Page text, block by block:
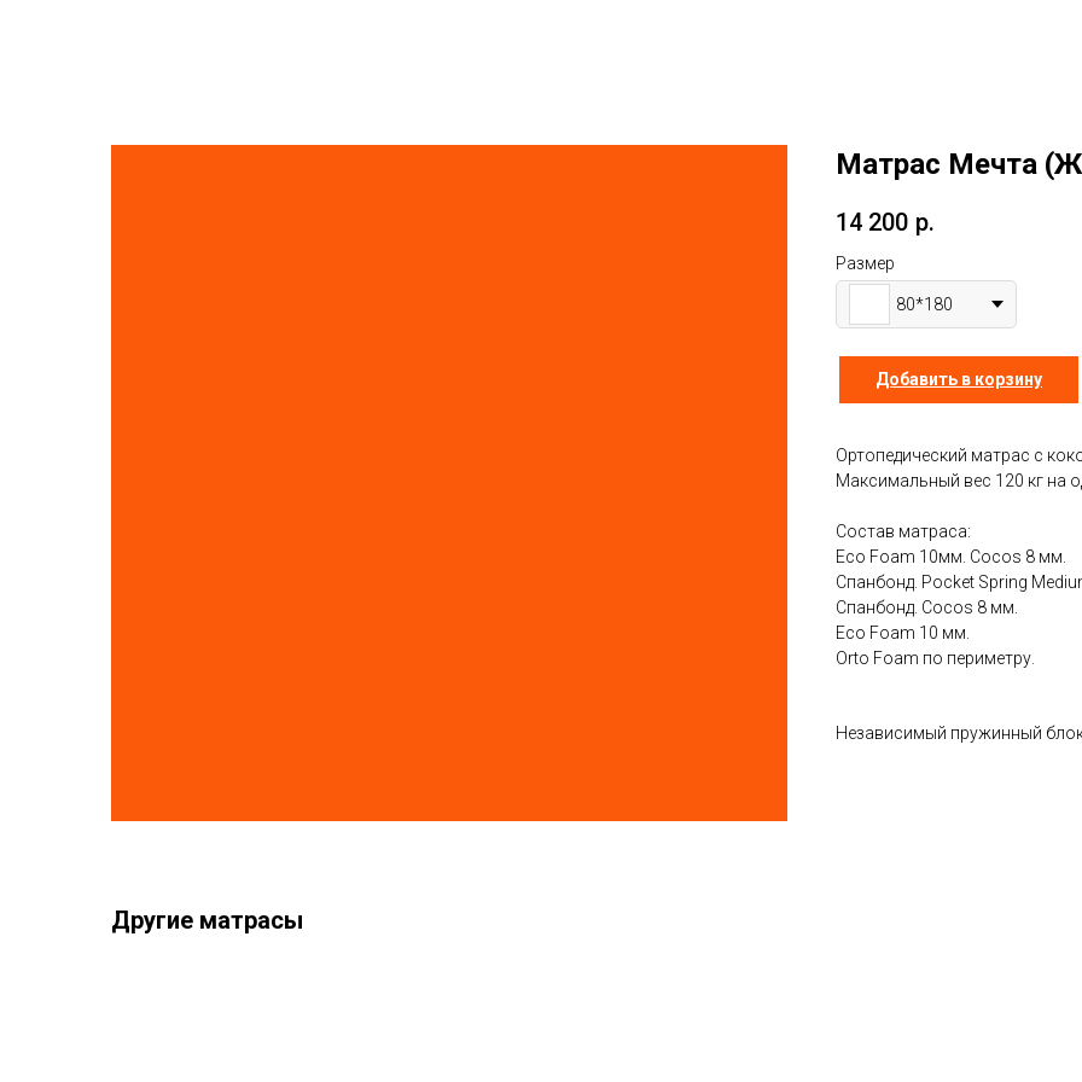
Матрас Мечта
14 200 р.
Размер
80*180
Добавить в корзину
Ортопедический матрас с
Максимальный вес 120 кг на
Состав матраса:
Eco Foam 10мм. Cocos 8 мм.
Спанбонд. Pocket Spring
Спанбонд. Cocos 8 мм.
Eco Foam 10 мм.
Orto Foam по периметру.
Независимый пружинный
Другие матрасы